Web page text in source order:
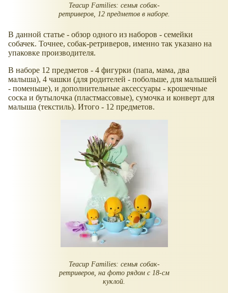
Teacup Families: семья собак-
ретриверов, 12 предметов в наборе.
В данной статье - обзор одного из наборов - семейки
собачек. Точнее, собак-ретриверов, именно так указано на
упаковке производителя.
В наборе 12 предметов - 4 фигурки (папа, мама, два
малыша), 4 чашки (для родителей - побольше, для малышей
- поменьше), и дополнительные аксессуары - крошечные
соска и бутылочка (пластмассовые), сумочка и конверт для
малыша (текстиль). Итого - 12 предметов.
Teacup Families: семья собак-
ретриверов, на фото рядом с 18-см
куклой.